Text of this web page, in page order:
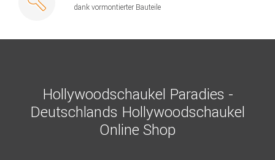
dank vormontierter Bauteile
Hollywoodschaukel Paradies -
Deutschlands Hollywoodschaukel
Online Shop